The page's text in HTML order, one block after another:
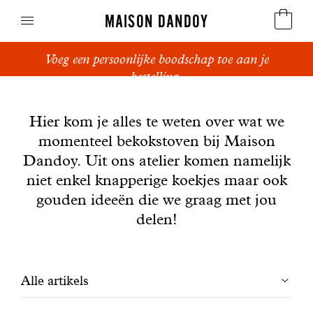
MAISON DANDOY
Speculoos
Suikerbrood en peperkoek
Cakes
Snoepgoed
Voeg een persoonlijke boodschap toe aan je
bestelling.
Hier kom je alles te weten over wat we
momenteel bekokstoven bij Maison
Dandoy. Uit ons atelier komen namelijk
niet enkel knapperige koekjes maar ook
gouden ideeën die we graag met jou
delen!
Filtrer
Alle artikels